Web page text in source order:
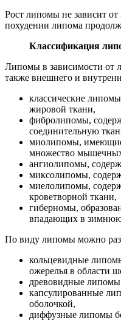
Рост липомы не зависит
похудении липома
Классификация
Липомы в зависимости от
также внешнего и
классические
жировой ткани,
фибролипомы,
соединительную
миолипомы,
множество
ангиолипомы,
миксолипомы,
миелолипомы,
кроветворной ткани,
гиберномы,
впадающих в
По виду липомы можно
кольцевидные
ожерелья в области
древовидные липомы
капсулированные
оболочкой,
диффузные липомы